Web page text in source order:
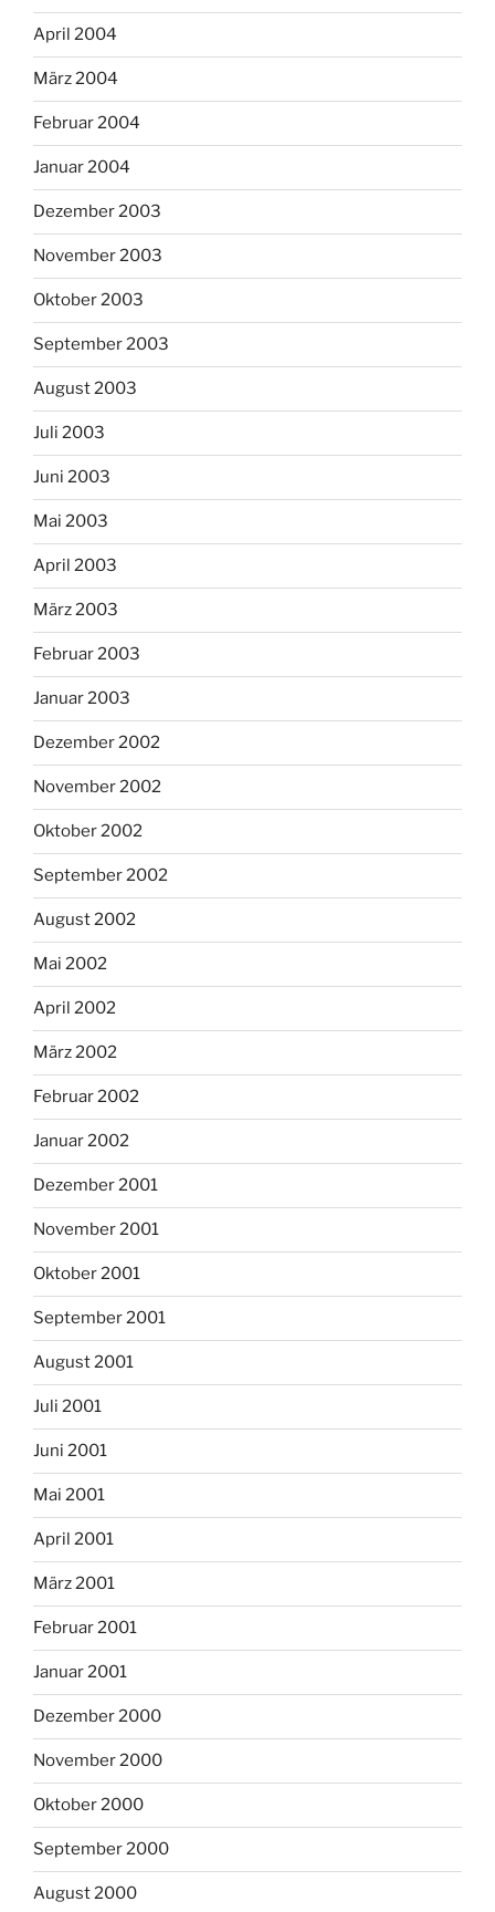
April 2004
März 2004
Februar 2004
Januar 2004
Dezember 2003
November 2003
Oktober 2003
September 2003
August 2003
Juli 2003
Juni 2003
Mai 2003
April 2003
März 2003
Februar 2003
Januar 2003
Dezember 2002
November 2002
Oktober 2002
September 2002
August 2002
Mai 2002
April 2002
März 2002
Februar 2002
Januar 2002
Dezember 2001
November 2001
Oktober 2001
September 2001
August 2001
Juli 2001
Juni 2001
Mai 2001
April 2001
März 2001
Februar 2001
Januar 2001
Dezember 2000
November 2000
Oktober 2000
September 2000
August 2000